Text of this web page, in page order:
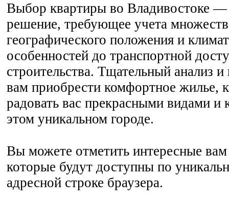
Выбор квартиры во Владивостоке —
решение, требующее учета
географического положения и
особенностей до транспортной
строительства. Тщательный анализ
вам приобрести комфортное жилье,
радовать вас прекрасными видами и
этом уникальном городе.
Вы можете отметить интересные
которые будут доступны по
адресной строке браузера.